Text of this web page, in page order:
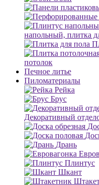
напольный, плитка
потолок
Печное литье
Пиломатериалы
Рейка
Брус
Декоративный
Дрань
Плинтус
Шкант